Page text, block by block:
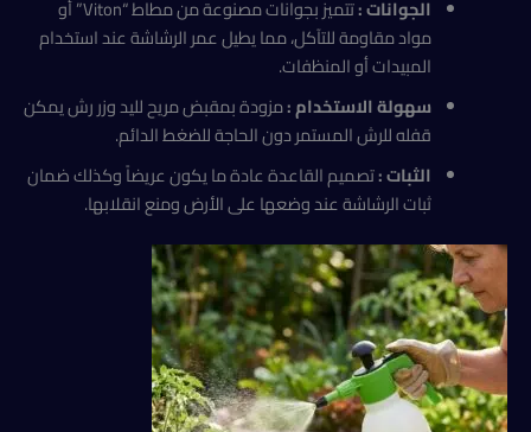
الجوانات:
تتميز بجوانات مصنوعة من مطاط “Viton” أو
مواد مقاومة للتآكل، مما يطيل عمر الرشاشة عند استخدام
المبيدات أو المنظفات.
سهولة الاستخدام:مزودة بمقبض مريح لليد وزر رش يمكن
قفله للرش المستمر دون الحاجة للضغط الدائم.
الثبات:تصميم القاعدة عادة ما يكون عريضاً وكذلك ضمان
ثبات الرشاشة عند وضعها على الأرض ومنع انقلابها.